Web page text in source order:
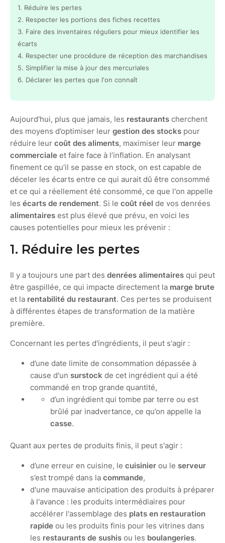
1. Réduire les pertes
2. Respecter les portions des fiches recettes
3. Faire des inventaires réguliers pour mieux identifier les
écarts
4. Respecter une procédure de réception des marchandises
5. Simplifier la mise à jour des mercuriales
6. Déclarer les pertes que l'on connaît
Aujourd'hui, plus que jamais, les restaurants cherchent
des moyens d’optimiser leur gestion des stocks pour
réduire leur coût des aliments, maximiser leur marge
commerciale et faire face à l’inflation. En analysant
finement ce qu’il se passe en stock, on est capable de
déceler les écarts entre ce qui aurait dû être consommé
et ce qui a réellement été consommé, ce que l'on appelle
les écarts de rendement. Si le coût réel de vos denrées
alimentaires est plus élevé que prévu, en voici les
causes potentielles pour mieux les prévenir :
1. Réduire les pertes
Il y a toujours une part des denrées alimentaires qui peut
être gaspillée, ce qui impacte directement la marge brute
et la rentabilité du restaurant. Ces pertes se produisent
à différentes étapes de transformation de la matière
première.
Concernant les pertes d'ingrédients, il peut s'agir :
d’une date limite de consommation dépassée à
cause d'un surstock de cet ingrédient qui a été
commandé en trop grande quantité,
d’un ingrédient qui tombe par terre ou est
brûlé par inadvertance, ce qu’on appelle la
casse.
Quant aux pertes de produits finis, il peut s'agir :
d’une erreur en cuisine, le cuisinier ou le serveur
s’est trompé dans la commande,
d'une mauvaise anticipation des produits à préparer
à l'avance : les produits intermédiaires pour
accélérer l'assemblage des plats en restauration
rapide ou les produits finis pour les vitrines dans
les restaurants de sushis ou les boulangeries.